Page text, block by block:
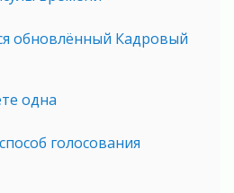
обновлённый Кадровый
одна
голосования